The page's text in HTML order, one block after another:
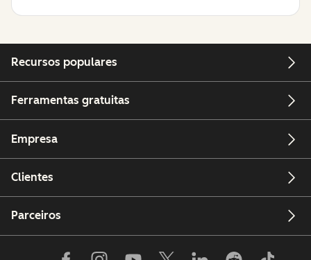
Recursos populares
Ferramentas gratuitas
Empresa
Clientes
Parceiros